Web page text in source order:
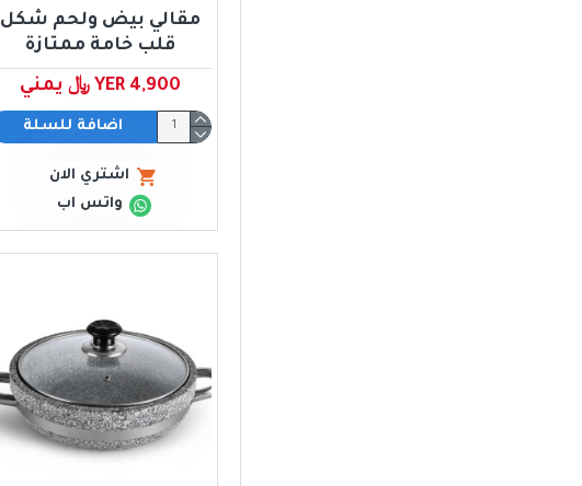
مقالي بيض ولحم شكل
قلب خامة ممتازة
YER 4,900 ﷼ يمني
اضافة للسلة
اشتري الان
واتس اب